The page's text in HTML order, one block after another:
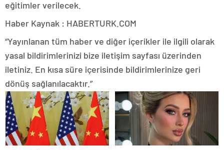
eğitimler verilecek.
Haber Kaynak : HABERTURK.COM
“Yayınlanan tüm haber ve diğer içerikler ile ilgili olarak
yasal bildirimlerinizi bize iletişim sayfası üzerinden
iletiniz. En kısa süre içerisinde bildirimlerinize geri
dönüş sağlanılacaktır.”